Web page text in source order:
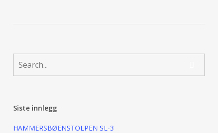
Siste innlegg
HAMMERSBØENSTOLPEN SL-3